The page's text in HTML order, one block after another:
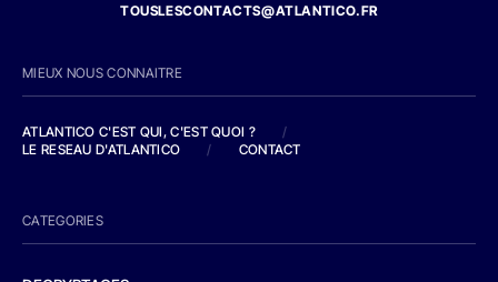
TOUSLESCONTACTS@ATLANTICO.FR
MIEUX NOUS CONNAITRE
ATLANTICO C'EST QUI, C'EST QUOI ?
/
LE RESEAU D'ATLANTICO
/ CONTACT
CATEGORIES